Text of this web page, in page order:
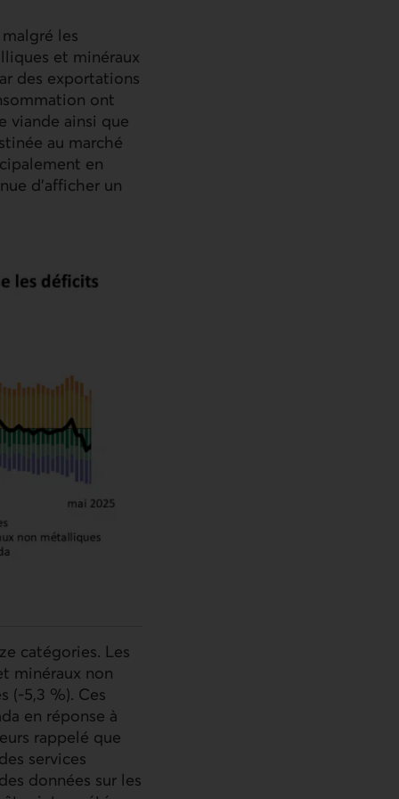
les
et minéraux
des exportations
ont
viande ainsi que
au marché
en
d’afficher un
catégories. Les
minéraux non
(-5,3 %). Ces
en réponse à
rappelé que
services
données sur les